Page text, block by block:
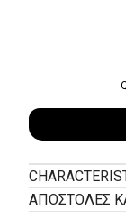
ΑΠΟΣΤΟΛΕΣ